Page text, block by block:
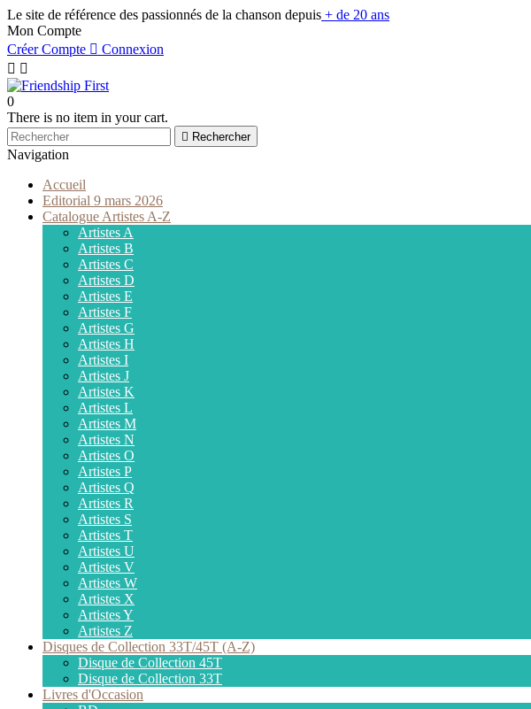
Le site de référence des passionnés de la chanson depuis + de 20 ans
Mon Compte
Créer Compte  Connexion
 
0
There is no item in your cart.
 Rechercher
Navigation
Accueil
Editorial 9 mars 2026
Catalogue Artistes A-Z
Artistes A
Artistes B
Artistes C
Artistes D
Artistes E
Artistes F
Artistes G
Artistes H
Artistes I
Artistes J
Artistes K
Artistes L
Artistes M
Artistes N
Artistes O
Artistes P
Artistes Q
Artistes R
Artistes S
Artistes T
Artistes U
Artistes V
Artistes W
Artistes X
Artistes Y
Artistes Z
Disques de Collection 33T/45T (A-Z)
Disque de Collection 45T
Disque de Collection 33T
Livres d'Occasion